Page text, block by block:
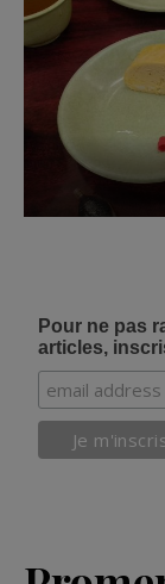
Pour ne pas
articles,